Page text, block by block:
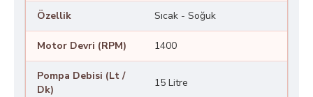
Özellik Sıcak - Soğuk
Motor Devri (RPM) 1400
Pompa Debisi (Lt /
Dk)
15 Litre